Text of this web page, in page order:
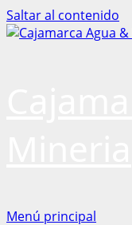
Saltar al contenido
Menú principal